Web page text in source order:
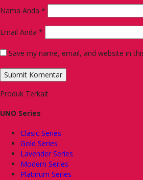
Nama Anda *
Email Anda *
Save my name, email, and website in
Produk Terkait
UNO Series
Clasic Series
Gold Series
Lavender Series
Modern Series
Platinum Series